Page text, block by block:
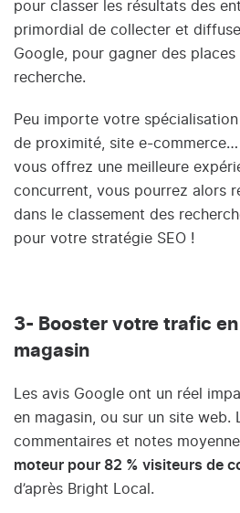
pour classer les résultats des
primordial de collecter et
Google, pour gagner des
recherche.
Peu importe votre spécialisation
de proximité, site e-
vous offrez une meilleure
concurrent, vous pourrez alors
dans le classement des
pour votre stratégie SEO !
3- Booster votre trafic
magasin
Les avis Google ont un réel
en magasin, ou sur un site web.
commentaires et notes
moteur pour 82 % visiteurs de
d’après Bright Local.